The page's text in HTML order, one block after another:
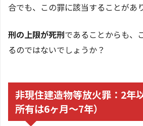
合でも、この罪に該当することがあり
刑の上限が死刑であることからも、
るのではないでしょうか？
非現住建造物等放火罪：2年
所有は6ヶ月〜7年）